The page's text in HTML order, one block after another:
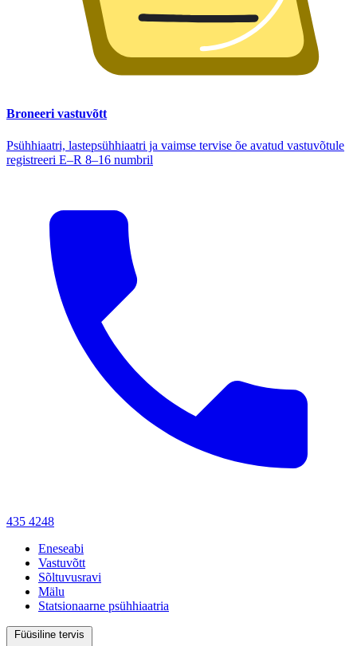
Broneeri vastuvõtt
Psühhiaatri, lastepsühhiaatri ja vaimse tervise õe avatud vastuvõtule
registreeri E–R 8–16 numbril
435 4248
Eneseabi
Vastuvõtt
Sõltuvusravi
Mälu
Statsionaarne psühhiaatria
Füüsiline tervis